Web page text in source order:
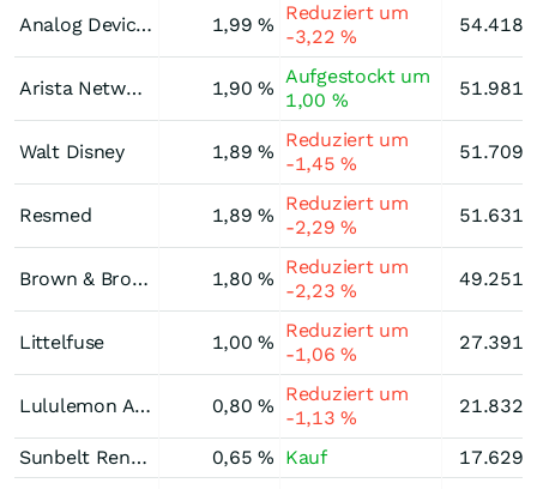
Analog Devices 1,99 %
Reduziert um
-3,22 %
Arista Networks 1,90 %
Aufgestockt um
1,00 %
Walt Disney 1,89 %
Reduziert um
-1,45 %
Resmed 1,89 %
Reduziert um
-2,29 %
Brown & Brown 1,80 %
Reduziert um
-2,23 %
Littelfuse 1,00 %
Reduziert um
-1,06 %
Lululemon Athletica 0,80 %
Reduziert um
-1,13 %
Sunbelt Rentals Holdings Registered 0,65 % Kauf